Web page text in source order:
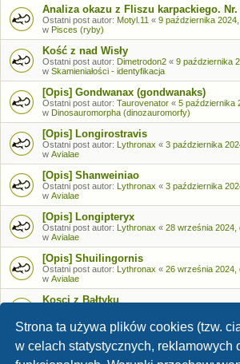
Strona ta używa plików cookies (tzw.
w celach statystycznych, reklamowych
Analiza okazu z Fliszu karpackiego. Nr.
Ostatni post autor: Motyl.11 « 9 października
w Pisces (ryby)
Kość z nad Wisły
Ostatni post autor: Dimetrodon2 « 9 października
w Skamieniałości - identyfikacja
[Opis] Gondwanax (gondwanaks)
Ostatni post autor: Taurovenator « 5 października
w Dinosauromorpha (dinozauromorfy)
[Opis] Longirostravis
Ostatni post autor: Lythronax « 3 października
w Avialae
[Opis] Shanweiniao
Ostatni post autor: Lythronax « 3 października
w Avialae
[Opis] Longipteryx
Ostatni post autor: Lythronax « 28 września 2024,
w Avialae
[Opis] Shuilingornis
Ostatni post autor: Lythronax « 26 września 2024,
w Avialae
Kosci z Bałtyku
Skamieniałości - identyfikacja